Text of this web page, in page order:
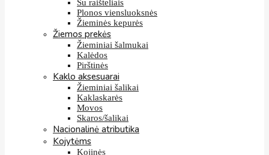
Su raišteliais
Plonos viensluoksnės
Žieminės kepurės
Žiemos prekės
Žieminiai šalmukai
Kalėdos
Pirštinės
Kaklo aksesuarai
Žieminiai šalikai
Kaklaskarės
Movos
Skaros/šalikai
Nacionalinė atributika
Kojytėms
Kojinės